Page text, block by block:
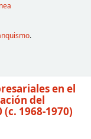
.
en el
del
1968-1970)